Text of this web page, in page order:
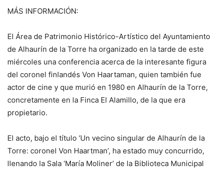
MÁS INFORMACIÓN:
El Área de Patrimonio Histórico-Artístico del Ayuntamiento
de Alhaurín de la Torre ha organizado en la tarde de este
miércoles una conferencia acerca de la interesante figura
del coronel finlandés Von Haartaman, quien también fue
actor de cine y que murió en 1980 en Alhaurín de la Torre,
concretamente en la Finca El Alamillo, de la que era
propietario.
El acto, bajo el título ‘Un vecino singular de Alhaurín de la
Torre: coronel Von Haartman’, ha estado muy concurrido,
llenando la Sala ‘María Moliner’ de la Biblioteca Municipal